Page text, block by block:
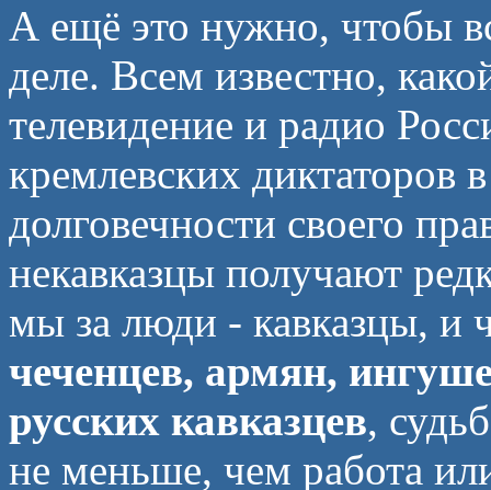
А ещё это нужно, чтобы
деле. Всем известно,
телевидение и радио
кремлевских диктаторов
долговечности своего
некавказцы получают
мы за люди - кавказцы, и
чеченцев, армян,
русских кавказцев,
не меньше, чем работа